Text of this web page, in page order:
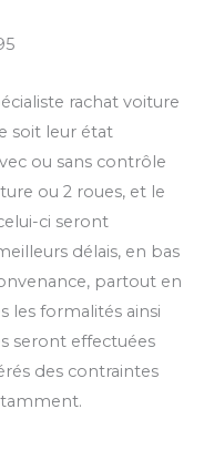
rachat voiture
soit leur état
ou sans contrôle
ou 2 roues, et le
ci seront
délais, en bas
partout en
les formalités ainsi
seront effectuées
des contraintes